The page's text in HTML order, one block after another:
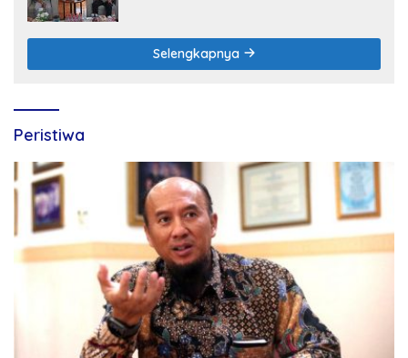
Selengkapnya
Peristiwa